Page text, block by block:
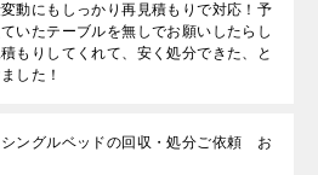
動にもしっかり再見積もりで対応！予
いたテーブルを無しでお願いしたらし
もりしてくれて、安く処分できた、と
した！
シングルベッドの回収・処分ご依頼 お